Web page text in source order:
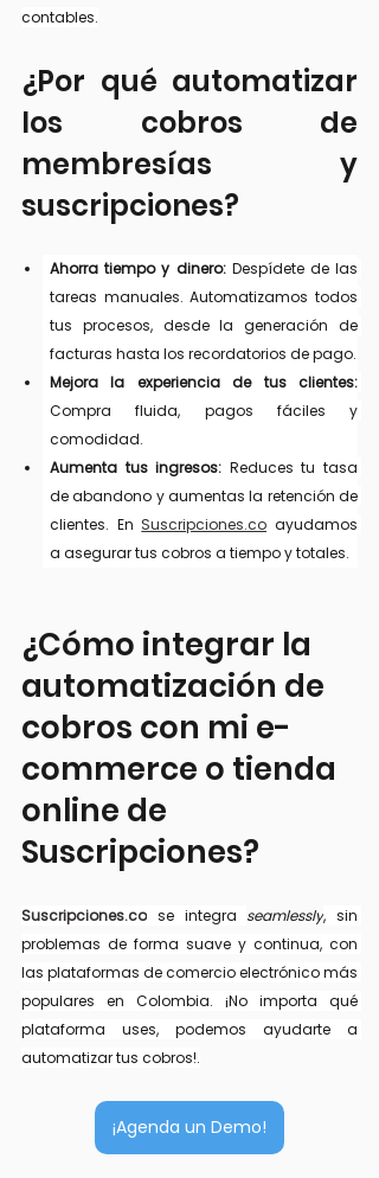
contables.
¿Por qué automatizar
los cobros de
membresías y
suscripciones?
Ahorra tiempo y dinero: Despídete de las
tareas manuales. Automatizamos todos
tus procesos, desde la generación de
facturas hasta los recordatorios de pago.
Mejora la experiencia de tus clientes:
Compra fluida, pagos fáciles y
comodidad.
Aumenta tus ingresos: Reduces tu tasa
de abandono y aumentas la retención de
clientes. En Suscripciones.co ayudamos
a asegurar tus cobros a tiempo y totales.
¿Cómo integrar la
automatización de
cobros con mi e-
commerce o tienda
online de
Suscripciones?
Suscripciones.co se integra seamlessly, sin
problemas de forma suave y continua, con
las plataformas de comercio electrónico más
populares en Colombia. ¡No importa qué
plataforma uses, podemos ayudarte a
automatizar tus cobros!.
¡Agenda un Demo!